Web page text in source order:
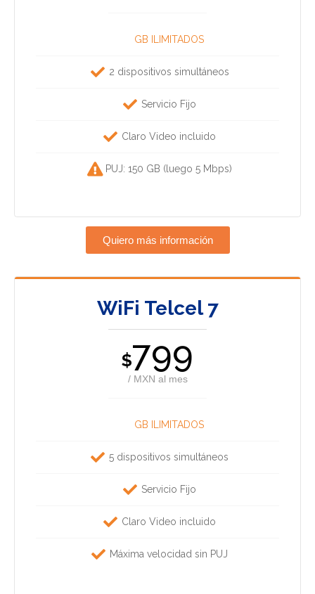
GB ILIMITADOS
2 dispositivos simultáneos
Servicio Fijo
Claro Video incluido
PUJ: 150 GB (luego 5 Mbps)
Quiero más información
WiFi Telcel 7
$799
/ MXN al mes
GB ILIMITADOS
5 dispositivos simultáneos
Servicio Fijo
Claro Video incluido
Máxima velocidad sin PUJ